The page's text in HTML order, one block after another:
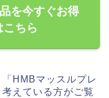
を今すぐお得
こちら
HMBマッスルプレ
えている方がご覧